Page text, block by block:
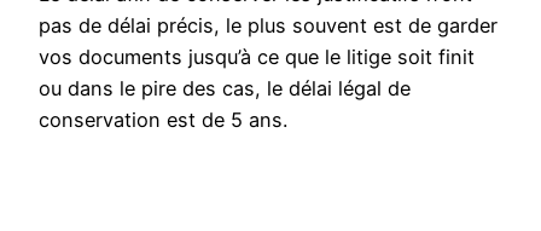
pas de délai précis, le plus souvent est de garder
vos documents jusqu’à ce que le litige soit finit
ou dans le pire des cas, le délai légal de
conservation est de 5 ans.